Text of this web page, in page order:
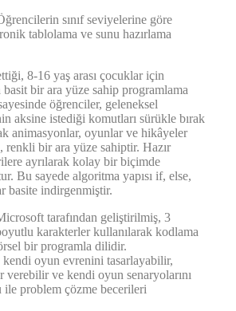
sınıf seviyelerine göre
tablolama ve sunu hazırlama
8-16 yaş arası çocuklar için
bir ara yüze sahip programlama
öğrenciler, geleneksel
aksine istediği komutları sürükle bırak
animasyonlar, oyunlar ve hikâyeler
renkli bir ara yüze sahiptir. Hazır
ayrılarak kolay bir biçimde
Bu sayede algoritma yapısı if, else,
basite indirgenmiştir.
tarafından geliştirilmiş, 3
karakterler kullanılarak kodlama
bir programla dilidir.
oyun evrenini tasarlayabilir,
verebilir ve kendi oyun senaryolarını
problem çözme becerileri